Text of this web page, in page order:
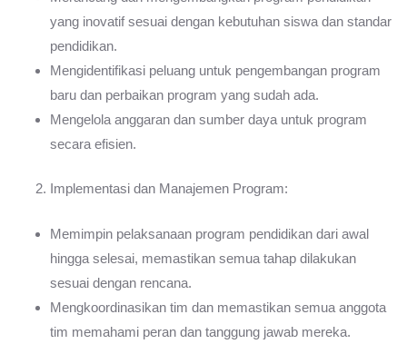
yang inovatif sesuai dengan kebutuhan siswa dan standar
pendidikan.
Mengidentifikasi peluang untuk pengembangan program
baru dan perbaikan program yang sudah ada.
Mengelola anggaran dan sumber daya untuk program
secara efisien.
Implementasi dan Manajemen Program:
Memimpin pelaksanaan program pendidikan dari awal
hingga selesai, memastikan semua tahap dilakukan
sesuai dengan rencana.
Mengkoordinasikan tim dan memastikan semua anggota
tim memahami peran dan tanggung jawab mereka.